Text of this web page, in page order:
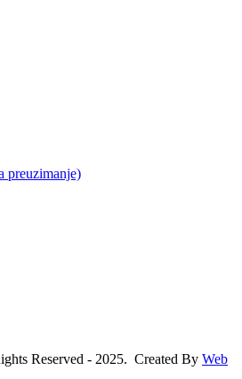
preuzimanje)
Reserved - 2025. Created By Web